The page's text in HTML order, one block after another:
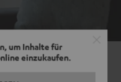
um Inhalte für
einzukaufen.